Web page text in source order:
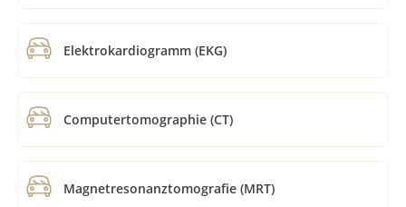
Elektrokardiogramm (EKG)
Computertomographie (CT)
Magnetresonanztomografie (MRT)